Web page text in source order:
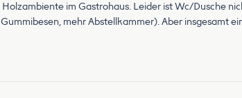
im Gastrohaus. Leider ist Wc/Dusche
mehr Abstellkammer). Aber insgesamt